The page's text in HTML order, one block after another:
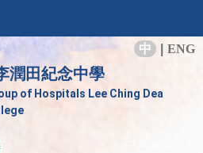
中 ENG
潤田紀念中學
of Hospitals Lee Ching Dea